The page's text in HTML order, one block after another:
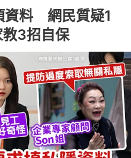
資料 網民質疑1
3招自保